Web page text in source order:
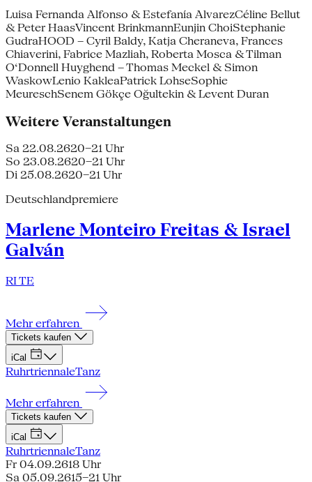
Luisa Fernanda Alfonso & Estefanía AlvarezCéline Bellut
& Peter HaasVincent BrinkmannEunjin ChoiStephanie
GudraHOOD – Cyril Baldy, Katja Cheraneva, Frances
Chiaverini, Fabrice Mazliah, Roberta Mosca & Tilman
O‘Donnell Huyghend – Thomas Meckel & Simon
WaskowLenio KakleaPatrick LohseSophie
MeureschSenem Gökçe Oğultekin & Levent Duran
Weitere Veranstaltungen
Sa 22.08.2620–21 Uhr
So 23.08.2620–21 Uhr
Di 25.08.2620–21 Uhr
Deutschlandpremiere
Marlene Monteiro Freitas & Israel
Galván
RI TE
Mehr erfahren
Tickets kaufen
iCal
RuhrtriennaleTanz
Mehr erfahren
Tickets kaufen
iCal
RuhrtriennaleTanz
Fr 04.09.2618 Uhr
Sa 05.09.2615–21 Uhr